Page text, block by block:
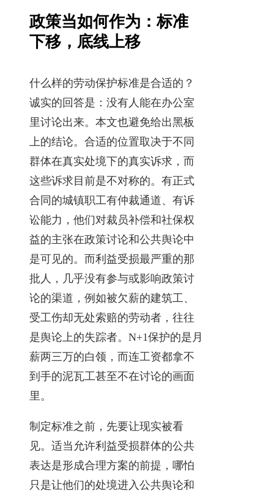
政策当如何作为：标准
下移，底线上移
什么样的劳动保护标准是合适的？
诚实的回答是：没有人能在办公室
里讨论出来。本文也避免给出黑板
上的结论。合适的位置取决于不同
群体在真实处境下的真实诉求，而
这些诉求目前是不对称的。有正式
合同的城镇职工有仲裁通道、有诉
讼能力，他们对裁员补偿和社保权
益的主张在政策讨论和公共舆论中
是可见的。而利益受损最严重的那
批人，几乎没有参与或影响政策讨
论的渠道，例如被欠薪的建筑工、
受工伤却无处索赔的劳动者，往往
是舆论上的失踪者。N+1保护的是月
薪两三万的白领，而连工资都拿不
到手的泥瓦工甚至不在讨论的画面
里。
制定标准之前，先要让现实被看
见。适当允许利益受损群体的公共
表达是形成合理方案的前提，哪怕
只是让他们的处境进入公共舆论和